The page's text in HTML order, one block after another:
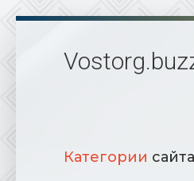
Vostorg
Категории сайта